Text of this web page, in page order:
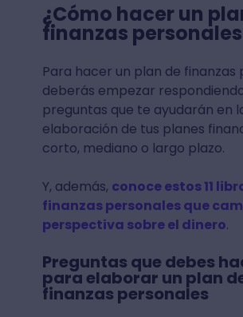
¿Cómo hacer un
finanzas
Para hacer un plan de finanzas
deberás empezar
preguntas que te ayudarán en
elaboración de tus planes
corto, mediano o largo plazo.
Y, además, conoce estos 11
finanzas personales que
perspectiva sobre el dinero.
Preguntas que debes
para elaborar un plan
finanzas personales